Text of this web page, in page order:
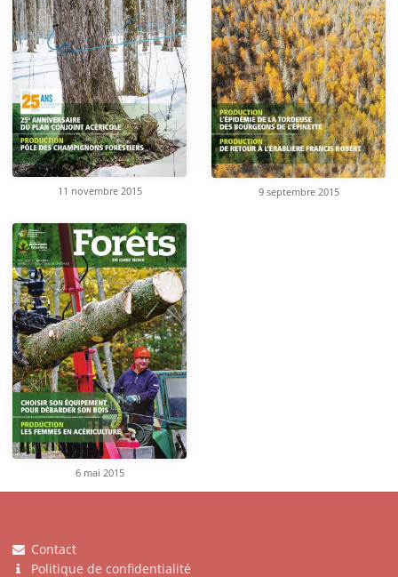
11 novembre 2015 9 septembre 2015
6 mai 2015
Contact
Politique de confidentialité